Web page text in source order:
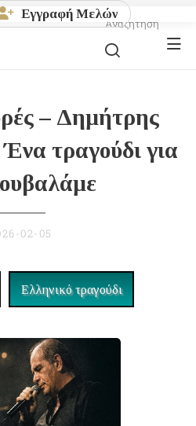
Εγγραφή Μελών
Αναζήτηση
– Δημήτρης
τραγούδι για
02-05
Ελληνικό τραγούδι